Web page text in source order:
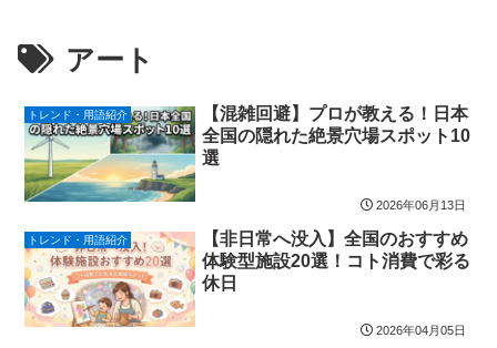
アート
トレンド・用語紹介
【混雑回避】プロが教える！日本
全国の隠れた絶景穴場スポット10
選
2026年06月13日
トレンド・用語紹介
【非日常へ没入】全国のおすすめ
体験型施設20選！コト消費で彩る
休日
2026年04月05日